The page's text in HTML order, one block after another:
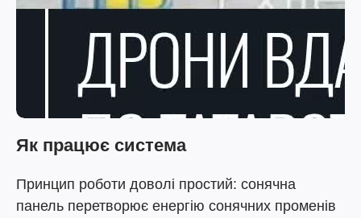
Як працює система
Принцип роботи доволі простий: сонячна
панель перетворює енергію сонячних променів